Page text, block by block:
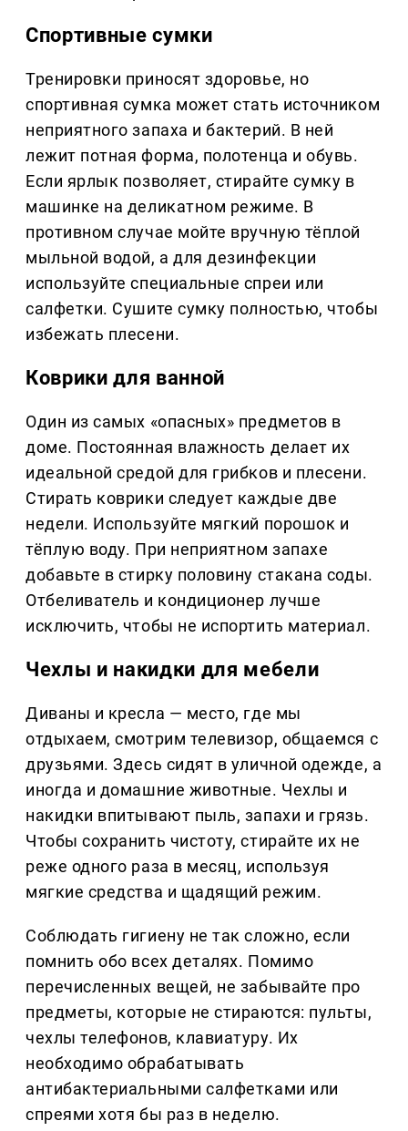
Спортивные сумки
Тренировки приносят здоровье, но
спортивная сумка может стать источником
неприятного запаха и бактерий. В ней
лежит потная форма, полотенца и обувь.
Если ярлык позволяет, стирайте сумку в
машинке на деликатном режиме. В
противном случае мойте вручную тёплой
мыльной водой, а для дезинфекции
используйте специальные спреи или
салфетки. Сушите сумку полностью, чтобы
избежать плесени.
Коврики для ванной
Один из самых «опасных» предметов в
доме. Постоянная влажность делает их
идеальной средой для грибков и плесени.
Стирать коврики следует каждые две
недели. Используйте мягкий порошок и
тёплую воду. При неприятном запахе
добавьте в стирку половину стакана соды.
Отбеливатель и кондиционер лучше
исключить, чтобы не испортить материал.
Чехлы и накидки для мебели
Диваны и кресла — место, где мы
отдыхаем, смотрим телевизор, общаемся с
друзьями. Здесь сидят в уличной одежде, а
иногда и домашние животные. Чехлы и
накидки впитывают пыль, запахи и грязь.
Чтобы сохранить чистоту, стирайте их не
реже одного раза в месяц, используя
мягкие средства и щадящий режим.
Соблюдать гигиену не так сложно, если
помнить обо всех деталях. Помимо
перечисленных вещей, не забывайте про
предметы, которые не стираются: пульты,
чехлы телефонов, клавиатуру. Их
необходимо обрабатывать
антибактериальными салфетками или
спреями хотя бы раз в неделю.